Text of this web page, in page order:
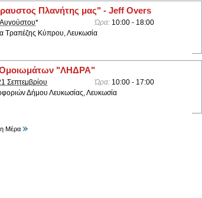
Πλανήτης μας" - Jeff Overs
* Ώρα: 10:00 - 18:00
Τραπέζης Κύπρου, Λευκωσία
"ΛΗΔΡΑ"
Σεπτεμβρίου Ώρα: 10:00 - 17:00
Δήμου Λευκωσίας, Λευκωσία
Μέρα